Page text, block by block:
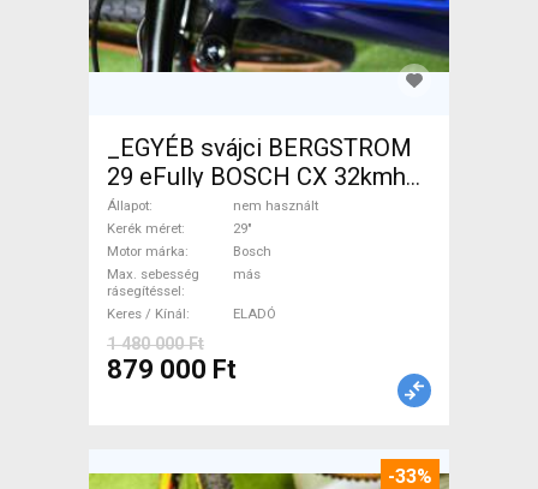
_EGYÉB svájci BERGSTROM
29 eFully BOSCH CX 32kmh
0km Elektromos Mountain
Bike 29" össztelós / fully
Bosch nem használt ELADÓ
Állapot
nem használt
Kerék méret
29"
Motor márka
Bosch
Max. sebesség
rásegítéssel
más
Keres / Kínál ELADÓ
1 480 000 Ft
879 000 Ft
-33%